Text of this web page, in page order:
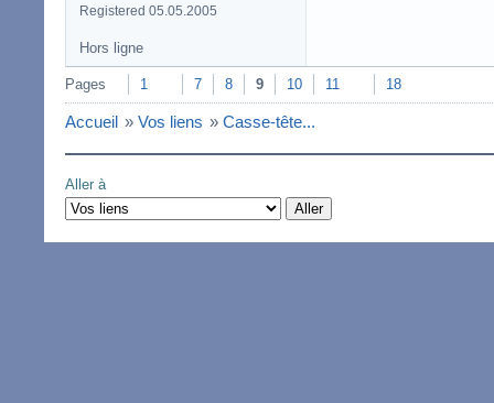
Registered 05.05.2005
Hors ligne
Pages 1 7 8 9 10 11 18
Accueil » Vos liens » Casse-tête...
Aller à